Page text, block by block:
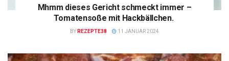
Mhmm dieses Gericht schmeckt immer –
Tomatensoße mit Hackbällchen.
BY REZEPTE38 11 JANUAR 2024